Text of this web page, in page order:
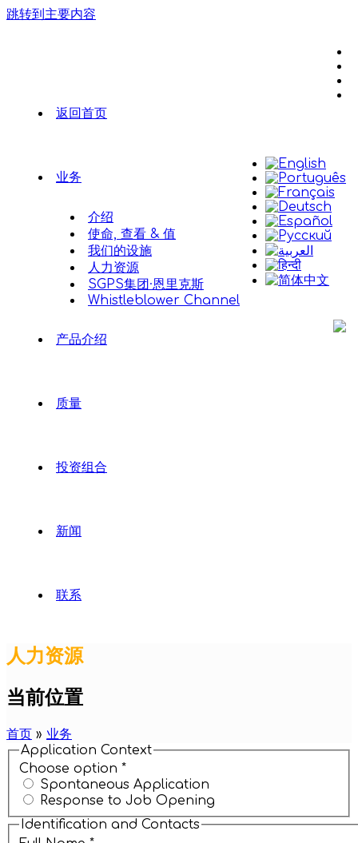
跳转到主要内容
返回首页
业务
介绍
使命, 查看 & 值
我们的设施
人力资源
SGPS集团·恩里克斯
Whistleblower Channel
产品介绍
质量
投资组合
新闻
联系
人力资源
当前位置
首页 » 业务
Application Context
Choose option *
Spontaneous Application
Response to Job Opening
Identification and Contacts